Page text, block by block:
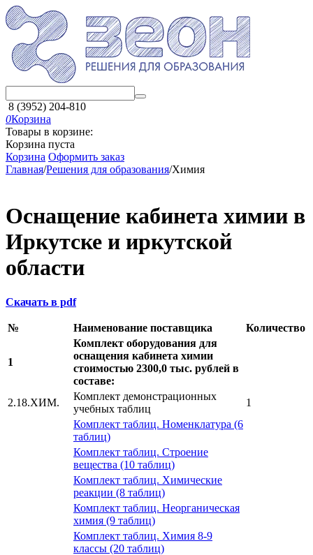
8 (3952) 204-810
0Корзина
Товары в корзине:
Корзина пуста
Корзина Оформить заказ
Главная/Решения для образования/Химия
Оснащение кабинета химии в
Иркутске и иркутской
области
Скачать в pdf
№ Наименование поставщика Количество
1
Комплект оборудования для
оснащения кабинета химии
стоимостью 2300,0 тыс. рублей в
составе:
2.18.ХИМ.
Комплект демонстрационных
учебных таблиц
1
Комплект таблиц. Номенклатура (6
таблиц)
Комплект таблиц. Строение
вещества (10 таблиц)
Комплект таблиц. Химические
реакции (8 таблиц)
Комплект таблиц. Неорганическая
химия (9 таблиц)
Комплект таблиц. Химия 8-9
классы (20 таблиц)